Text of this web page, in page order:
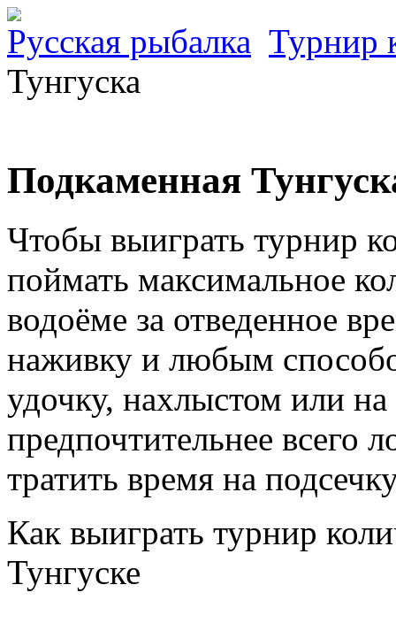
Русская рыбалка Турнир
Тунгуска
Подкаменная
Чтобы выиграть турнир
поймать максимальное
водоёме за отведенное
наживку и любым
удочку, нахлыстом или
предпочтительнее всего
тратить время на
Как выиграть турнир
Тунгуске